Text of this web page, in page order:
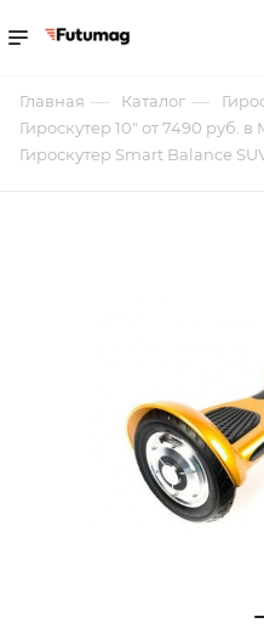
Главная — Каталог —
Гироскутер 10" от 7490 руб. в
Гироскутер Smart Balance